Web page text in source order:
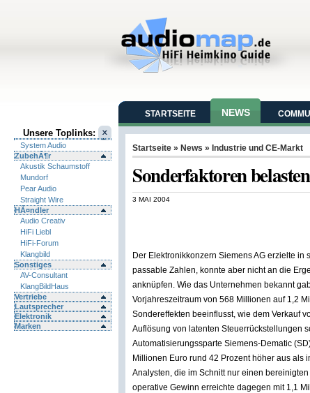
Unsere Toplinks:
System Audio
ZubehÃ¶r
Akustik Schaumstoff
Mundorf
Pear Audio
Straight Wire
HÃ¤ndler
Audio Creativ
HiFi Liebl
HiFi-Forum
Klangbild
Sonstiges
AV-Consultant
KlangBildHaus
Vertriebe
Lautsprecher
Elektronik
Marken
STARTSEITE NEWS
Startseite » News » Industrie und CE-Markt
Sonderfaktoren
3 MAI 2004
Der Elektronikkonzern Siemens AG erzielte
passable Zahlen, konnte aber nicht an die
anknüpfen. Wie das Unternehmen bekannt
Vorjahreszeitraum von 568 Millionen auf 1,2
Sondereffekten beeinflusst, wie dem Verkauf
Auflösung von latenten Steuerrückstellungen
Automatisierungssparte Siemens-Dematic
Millionen Euro rund 42 Prozent höher aus als
Analysten, die im Schnitt nur einen
operative Gewinn erreichte dagegen mit 1,1